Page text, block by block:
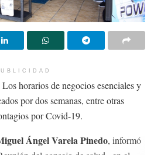
horarios de negocios esenciales y
por dos semanas, entre otras
por Covid-19.
Ángel Varela Pinedo, informó